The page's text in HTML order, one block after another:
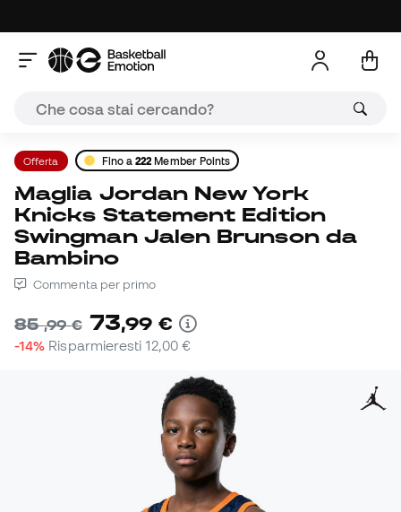
Offerta Fino a222 Member Points
Maglia Jordan New York
Knicks Statement Edition
Swingman Jalen Brunson da
Bambino
Commenta per primo
85,99 € 73,99 €
-14% Risparmieresti12,00 €